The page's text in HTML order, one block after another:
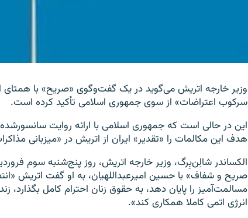
وزیر خارجه اتریش می‌گوید در یک گفت‌وگوی «صریح» با همتای
سرکوب‌ اعتراضات» از سوی جمهوری اسلامی تأکید کرده است.
این در حالی است که جمهوری اسلامی با ارائه روایت
هدف این مکالمات را «تقدیر» ایران از اتریش در «میزبانی
الکساندر شالِن‌بِرگ، وزیر خارجه اتریش، روز پنج‌شنبه سوم
صریح و شفاف» با حسین امیرعبداللهیان، به او گفت اتریش
مسالمت‌آمیز را پایان دهد، به حقوق زنان احترام کامل بگذارد،
انرژی اتمی کاملا همکاری کند».